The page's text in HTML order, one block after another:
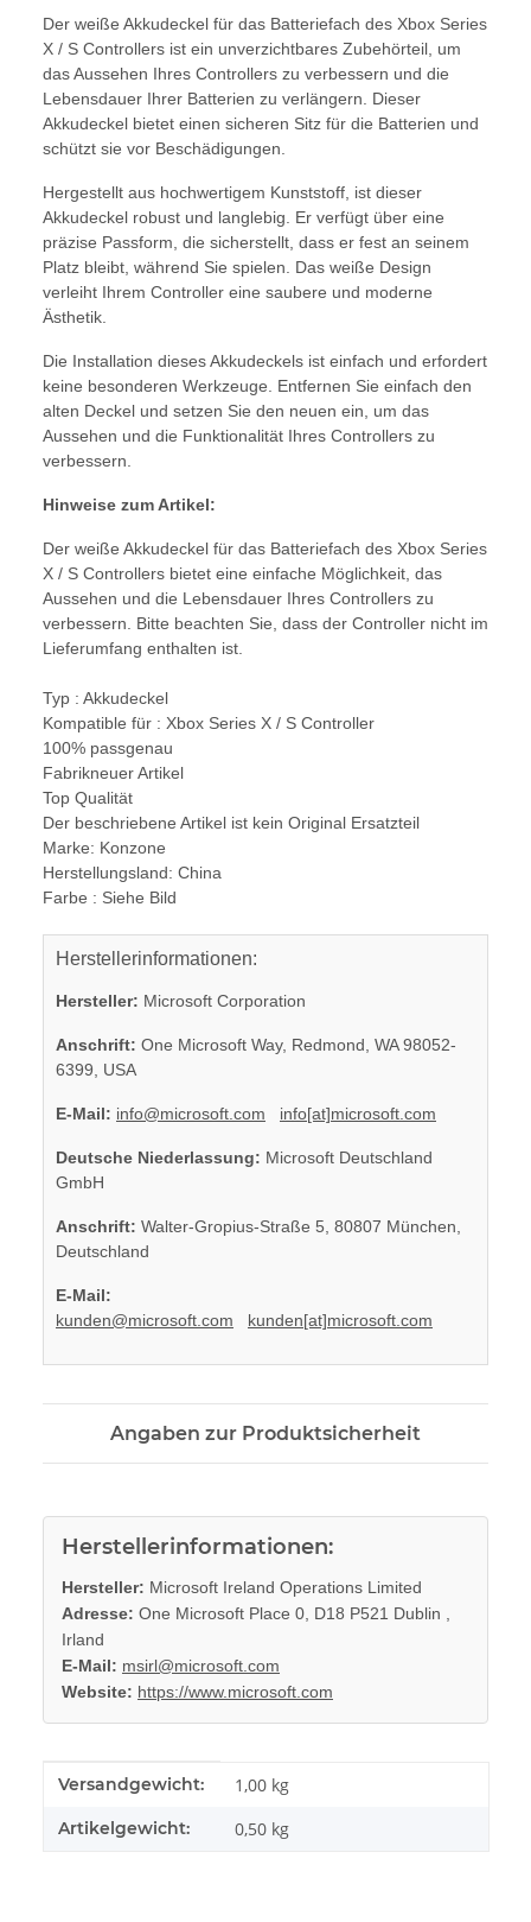
Der weiße Akkudeckel für das Batteriefach des Xbox Series
X / S Controllers ist ein unverzichtbares Zubehörteil, um
das Aussehen Ihres Controllers zu verbessern und die
Lebensdauer Ihrer Batterien zu verlängern. Dieser
Akkudeckel bietet einen sicheren Sitz für die Batterien und
schützt sie vor Beschädigungen.
Hergestellt aus hochwertigem Kunststoff, ist dieser
Akkudeckel robust und langlebig. Er verfügt über eine
präzise Passform, die sicherstellt, dass er fest an seinem
Platz bleibt, während Sie spielen. Das weiße Design
verleiht Ihrem Controller eine saubere und moderne
Ästhetik.
Die Installation dieses Akkudeckels ist einfach und erfordert
keine besonderen Werkzeuge. Entfernen Sie einfach den
alten Deckel und setzen Sie den neuen ein, um das
Aussehen und die Funktionalität Ihres Controllers zu
verbessern.
Hinweise zum Artikel:
Der weiße Akkudeckel für das Batteriefach des Xbox Series
X / S Controllers bietet eine einfache Möglichkeit, das
Aussehen und die Lebensdauer Ihres Controllers zu
verbessern. Bitte beachten Sie, dass der Controller nicht im
Lieferumfang enthalten ist.
Typ : Akkudeckel
Kompatible für : Xbox Series X / S Controller
100% passgenau
Fabrikneuer Artikel
Top Qualität
Der beschriebene Artikel ist kein Original Ersatzteil
Marke: Konzone
Herstellungsland: China
Farbe : Siehe Bild
Herstellerinformationen:
Hersteller: Microsoft Corporation
Anschrift: One Microsoft Way, Redmond, WA 98052-
6399, USA
E-Mail: info@microsoft.com info[at]microsoft.com
Deutsche Niederlassung: Microsoft Deutschland
GmbH
Anschrift: Walter-Gropius-Straße 5, 80807 München,
Deutschland
E-Mail:
kunden@microsoft.com
kunden[at]microsoft.com
Angaben zur Produktsicherheit
Herstellerinformationen:
Hersteller: Microsoft Ireland Operations Limited
Adresse: One Microsoft Place 0, D18 P521 Dublin ,
Irland
E-Mail: msirl@microsoft.com
Website: https://www.microsoft.com
Produkteigenschaft
Wert
Versandgewicht: 1,00 kg
Artikelgewicht: 0,50 kg